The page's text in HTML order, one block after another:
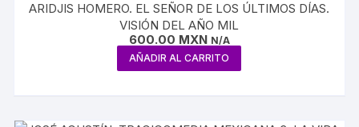
ARIDJIS HOMERO. EL SEÑOR DE LOS ÚLTIMOS DÍAS.
VISIÓN DEL AÑO MIL
600.00 MXN N/A
AÑADIR AL CARRITO